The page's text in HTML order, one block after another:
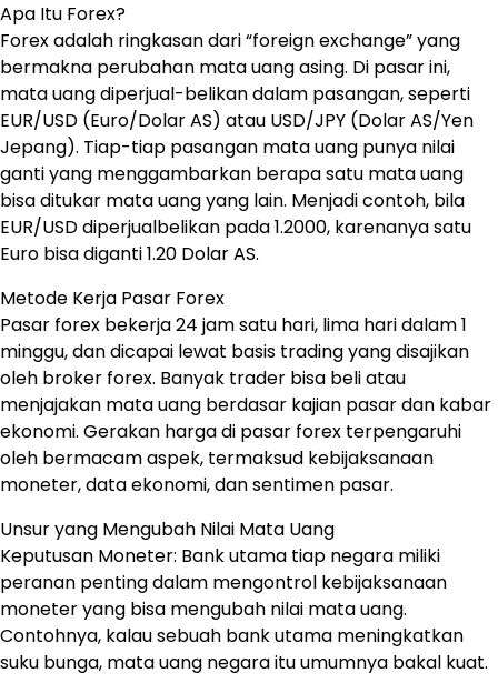
Apa Itu Forex?
Forex adalah ringkasan dari “foreign exchange” yang
bermakna perubahan mata uang asing. Di pasar ini,
mata uang diperjual-belikan dalam pasangan, seperti
EUR/USD (Euro/Dolar AS) atau USD/JPY (Dolar AS/Yen
Jepang). Tiap-tiap pasangan mata uang punya nilai
ganti yang menggambarkan berapa satu mata uang
bisa ditukar mata uang yang lain. Menjadi contoh, bila
EUR/USD diperjualbelikan pada 1.2000, karenanya satu
Euro bisa diganti 1.20 Dolar AS.
Metode Kerja Pasar Forex
Pasar forex bekerja 24 jam satu hari, lima hari dalam 1
minggu, dan dicapai lewat basis trading yang disajikan
oleh broker forex. Banyak trader bisa beli atau
menjajakan mata uang berdasar kajian pasar dan kabar
ekonomi. Gerakan harga di pasar forex terpengaruhi
oleh bermacam aspek, termaksud kebijaksanaan
moneter, data ekonomi, dan sentimen pasar.
Unsur yang Mengubah Nilai Mata Uang
Keputusan Moneter: Bank utama tiap negara miliki
peranan penting dalam mengontrol kebijaksanaan
moneter yang bisa mengubah nilai mata uang.
Contohnya, kalau sebuah bank utama meningkatkan
suku bunga, mata uang negara itu umumnya bakal kuat.